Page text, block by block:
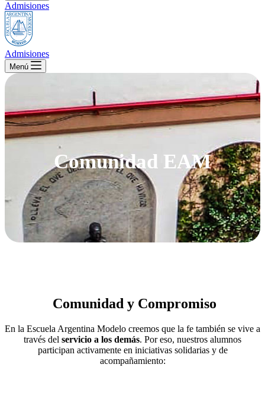
Admisiones
Admisiones
Menú
Comunidad EAM
Comunidad y Compromiso
En la Escuela Argentina Modelo creemos que la fe también se vive a
través del servicio a los demás. Por eso, nuestros alumnos
participan activamente en iniciativas solidarias y de
acompañamiento: